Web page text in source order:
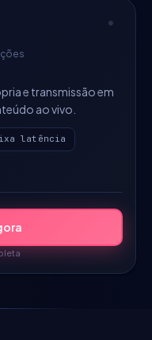
e transmissão em
ao vivo.
latência